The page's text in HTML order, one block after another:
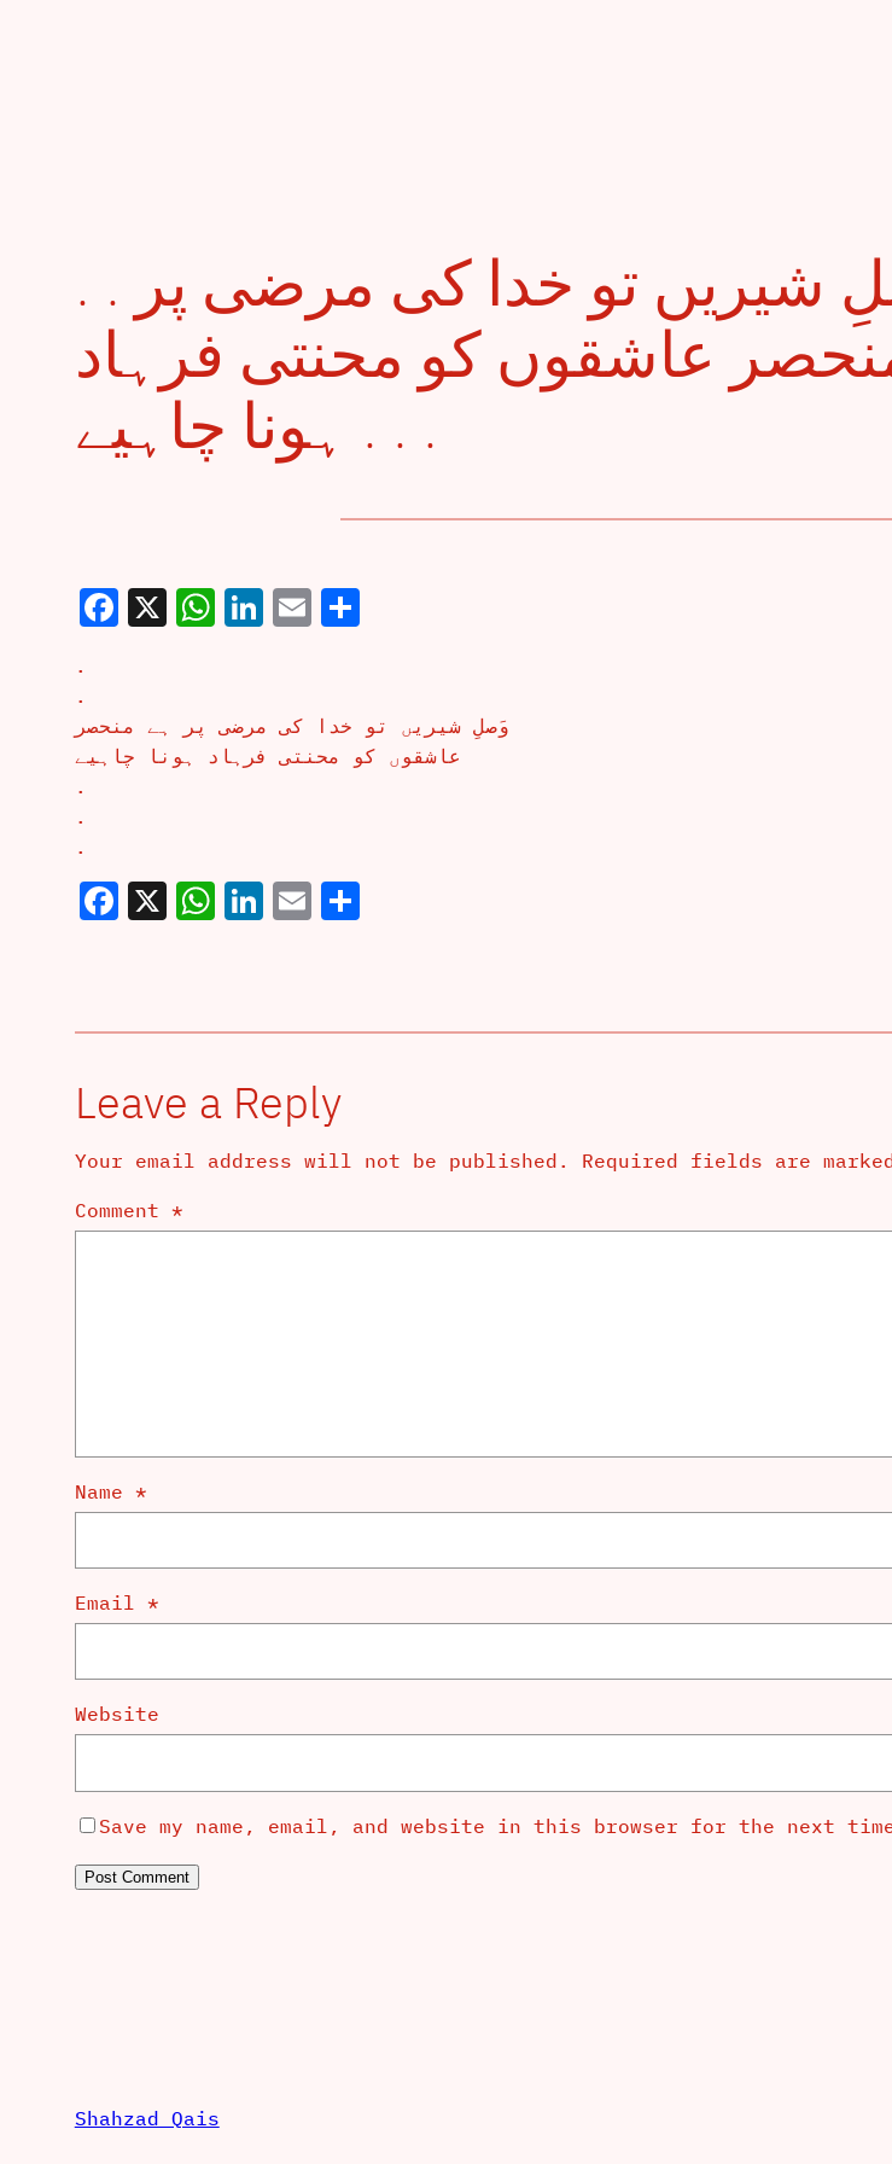
. . وَصلِ شیریں تو خدا کی مرضی پر
عاشقوں کو محنتی فرہاد
ہونا چاہیے . . .
Facebook
X WhatsApp
LinkedIn
EmailShare
.
.
وَصلِ شیریں تو خدا کی مرضی پر ہے منحصر
عاشقوں کو محنتی فرہاد ہونا چاہیے
.
.
.
Facebook
X WhatsApp
LinkedIn
EmailShare
Leave a Reply
Your email address will not be published. Required fields are
Comment *
Name *
Email *
Website
Save my name, email, and website in this browser for the next
Shahzad Qais